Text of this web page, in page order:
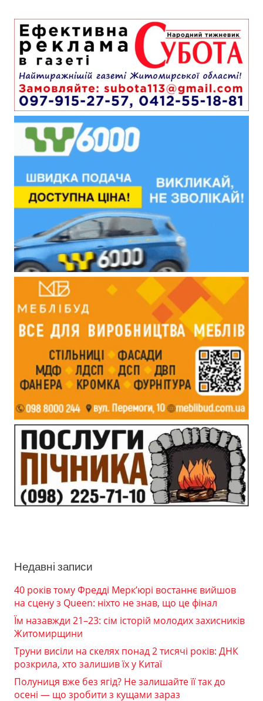
Недавні записи
40 років тому Фредді Мерк’юрі востаннє вийшов
на сцену з Queen: ніхто не знав, що це фінал
Їм назавжди 21–23: сім історій молодих захисників
Житомирщини
Труни висіли на скелях понад 2 тисячі років: ДНК
розкрила, хто залишив їх у Китаї
Полуниця вже без ягід? Не залишайте її так до
осені — що зробити з кущами зараз